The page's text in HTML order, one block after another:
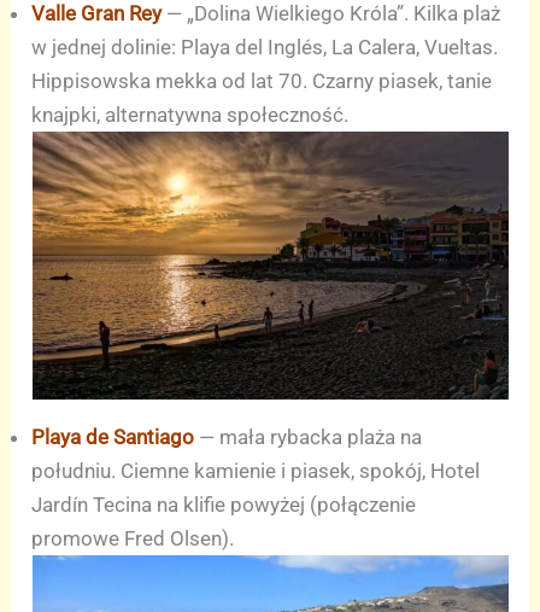
Valle Gran Rey— „Dolina Wielkiego Króla”. Kilka plaż
w jednej dolinie: Playa del Inglés, La Calera, Vueltas.
Hippisowska mekka od lat 70. Czarny piasek, tanie
knajpki, alternatywna społeczność.
Playa de Santiago — mała rybacka plaża na
południu. Ciemne kamienie i piasek, spokój, Hotel
Jardín Tecina na klifie powyżej (połączenie
promowe Fred Olsen).